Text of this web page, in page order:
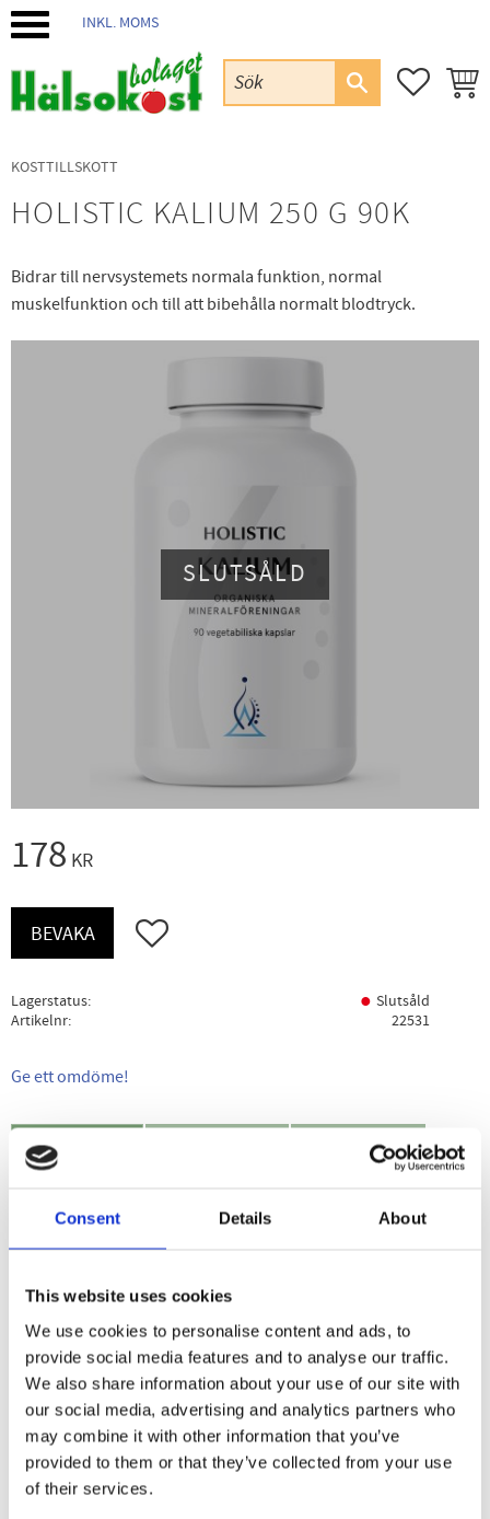
Consent Details About
This website uses cookies
We use cookies to personalise content and ads, to
provide social media features and to analyse our traffic.
We also share information about your use of our site with
our social media, advertising and analytics partners who
may combine it with other information that you’ve
provided to them or that they’ve collected from your use
of their services.
INKL. MOMS
KOSTTILLSKOTT
HOLISTIC KALIUM 250 G 90K
Bidrar till nervsystemets normala funktion, normal
muskelfunktion och till att bibehålla normalt blodtryck.
SLUTSÅLD
178 KR
Lägg till i favoriter
BEVAKA
Lagerstatus
Slutsåld
Artikelnr
22531
Ge ett omdöme!
Beskrivning Användning
Kalium finns bland annat i frukter och grönsaker, nötter
och frön, mjölkprodukter, kött och fisk.
muskelfunktion och till att bibehålla normalt blodtryck.
Kapslarna är veganska och skonsamma mot magen.
Dela med dig
Facebook Pinterest